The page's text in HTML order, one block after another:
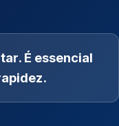
É essencial